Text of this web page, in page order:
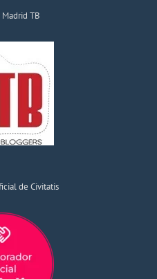
TB
de Civitatis